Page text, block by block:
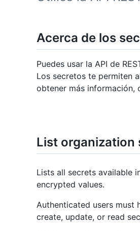
Acerca de los
Puedes usar la API de
Los secretos te permiten
obtener más información,
List organization
Lists all secrets available
encrypted values.
Authenticated users must
create, update, or read